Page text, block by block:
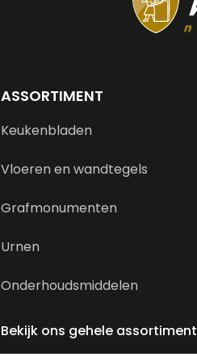
ASSORTIMENT
Keukenbladen
Vloeren en wandtegels
Grafmonumenten
Urnen
Onderhoudsmiddelen
Bekijk ons gehele assortiment